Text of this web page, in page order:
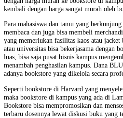
kembali dengan harga sangat murah oleh
Para mahasiswa dan tamu yang
membaca dan juga bisa membeli
yang memerlukan fasilitas kaos atau
atau universitas bisa bekerjasama dengan
luas, bisa saja pusat bisnis kampus
menambah penghasilan kampus. Dana
adanya bookstore yang dikelola secara
Seperti bookstore di Harvard yang
maka bookstore di kampus yang ada di
Bookstore bisa mempromosikan dan
terbaru dosennya lewat diskusi buku yang